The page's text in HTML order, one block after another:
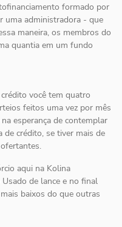
formado por
uma administradora - que
maneira, os membros do
quantia em um fundo
você tem quatro
feitos uma vez por mês
esperança de contemplar
crédito, se tiver mais de
aqui na Kolina
de lance e no final
baixos do que outras